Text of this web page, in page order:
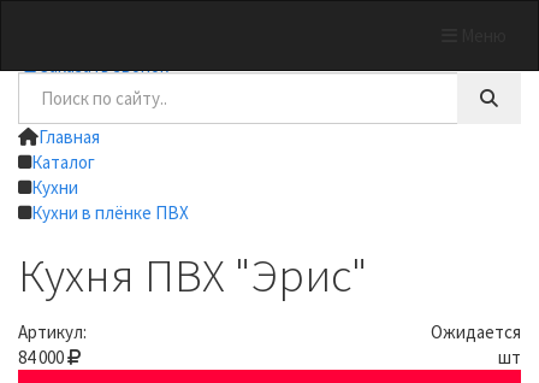
Заказать звонок
Главная
Каталог
Кухни
Кухни в плёнке ПВХ
Кухня ПВХ "Эрис"
Артикул:
Ожидается
84 000
шт